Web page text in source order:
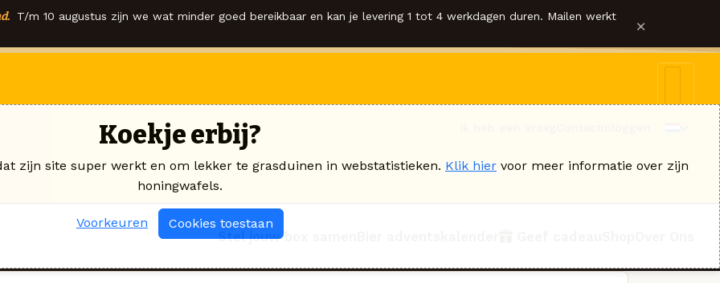
T/m 10 augustus zijn we wat minder goed bereikbaar en kan je levering 1 tot 4 werkdagen duren. Mailen werkt ×
Stel jouw box samen
Koekje erbij?
zijn site super werkt en om lekker te grasduinen in webstatistieken. Klik hier voor meer informatie over zijn
honingwafels.
Voorkeuren Cookies toestaan